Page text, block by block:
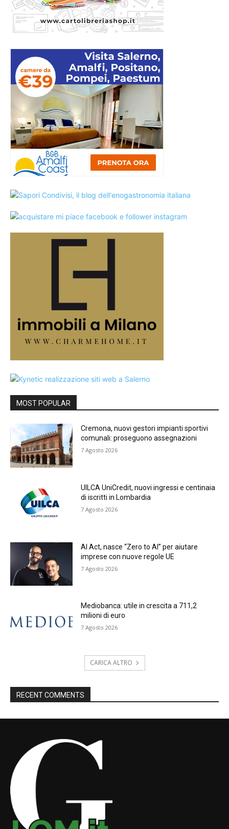
MOST POPULAR
Cremona, nuovi gestori impianti sportivi
comunali: proseguono assegnazioni
7 Agosto 2026
UILCA UniCredit, nuovi ingressi e centinaia
di iscritti in Lombardia
7 Agosto 2026
AI Act, nasce “Zero to AI” per aiutare
imprese con nuove regole UE
7 Agosto 2026
Mediobanca: utile in crescita a 711,2
milioni di euro
7 Agosto 2026
CARICA ALTRO
RECENT COMMENTS